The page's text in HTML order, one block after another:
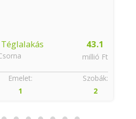
43.1
millió Ft
Téglalakás
Szobák:
2
Emelet:
1